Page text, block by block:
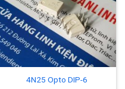
4N25 Opto DIP-6